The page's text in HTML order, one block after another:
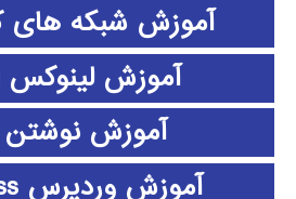
آموزش شبکه های
آموزش لینوکس ubuntu
آموزش نوشتن
آموزش وردپرس wordpress